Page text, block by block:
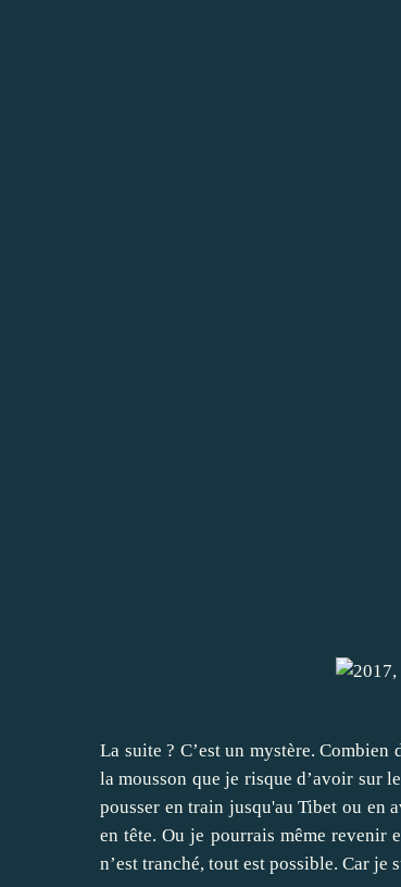
La suite ? C’est un mystère.
la mousson que je risque d’avoir sur
pousser en train jusqu'au Tibet ou en
en tête. Ou je pourrais même revenir
n’est tranché, tout est possible. Car je